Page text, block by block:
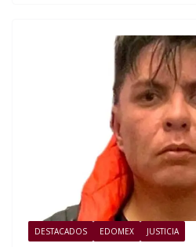
DESTACADOS EDOMEX JUSTICIA